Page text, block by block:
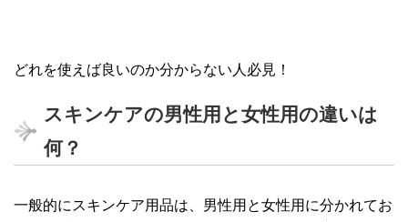
どれを使えば良いのか分からない人必見！
スキンケアの男性用と女性用の違いは
何？
一般的にスキンケア用品は、男性用と女性用に分かれてお